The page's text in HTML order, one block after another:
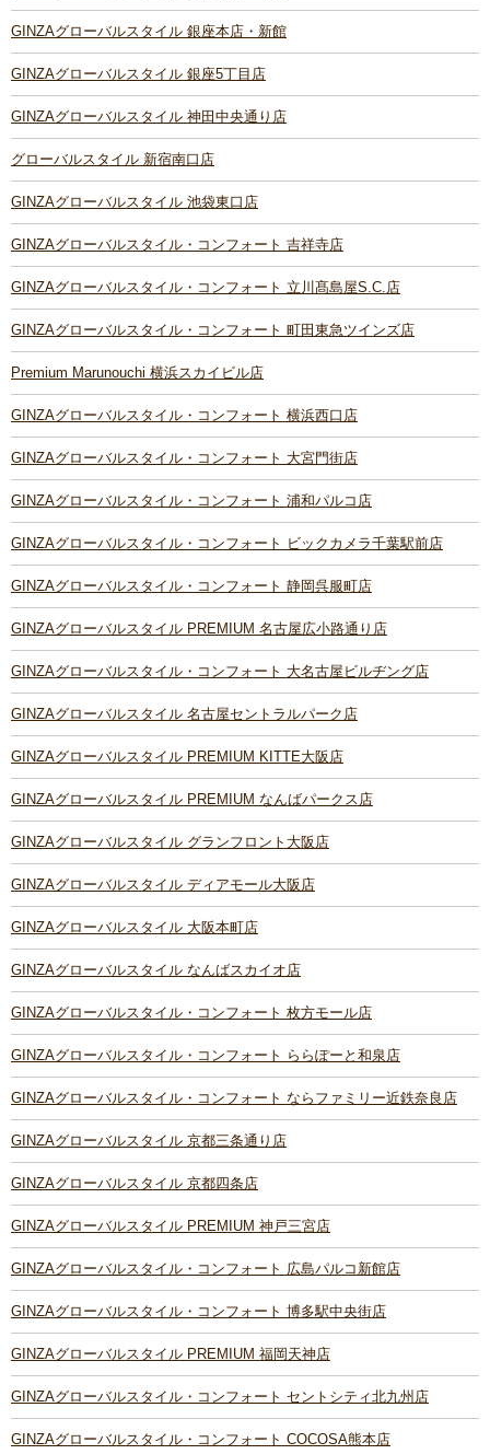
GINZAグローバルスタイル 銀座本店・新館
GINZAグローバルスタイル 銀座5丁目店
GINZAグローバルスタイル 神田中央通り店
グローバルスタイル 新宿南口店
GINZAグローバルスタイル 池袋東口店
GINZAグローバルスタイル・コンフォート 吉祥寺店
GINZAグローバルスタイル・コンフォート 立川髙島屋S.C.店
GINZAグローバルスタイル・コンフォート 町田東急ツインズ店
Premium Marunouchi 横浜スカイビル店
GINZAグローバルスタイル・コンフォート 横浜西口店
GINZAグローバルスタイル・コンフォート 大宮門街店
GINZAグローバルスタイル・コンフォート 浦和パルコ店
GINZAグローバルスタイル・コンフォート ビックカメラ千葉駅前店
GINZAグローバルスタイル・コンフォート 静岡呉服町店
GINZAグローバルスタイル PREMIUM 名古屋広小路通り店
GINZAグローバルスタイル・コンフォート 大名古屋ビルヂング店
GINZAグローバルスタイル 名古屋セントラルパーク店
GINZAグローバルスタイル PREMIUM KITTE大阪店
GINZAグローバルスタイル PREMIUM なんばパークス店
GINZAグローバルスタイル グランフロント大阪店
GINZAグローバルスタイル ディアモール大阪店
GINZAグローバルスタイル 大阪本町店
GINZAグローバルスタイル なんばスカイオ店
GINZAグローバルスタイル・コンフォート 枚方モール店
GINZAグローバルスタイル・コンフォート ららぽーと和泉店
GINZAグローバルスタイル・コンフォート ならファミリー近鉄奈良店
GINZAグローバルスタイル 京都三条通り店
GINZAグローバルスタイル 京都四条店
GINZAグローバルスタイル PREMIUM 神戸三宮店
GINZAグローバルスタイル・コンフォート 広島パルコ新館店
GINZAグローバルスタイル・コンフォート 博多駅中央街店
GINZAグローバルスタイル PREMIUM 福岡天神店
GINZAグローバルスタイル・コンフォート セントシティ北九州店
GINZAグローバルスタイル・コンフォート COCOSA熊本店